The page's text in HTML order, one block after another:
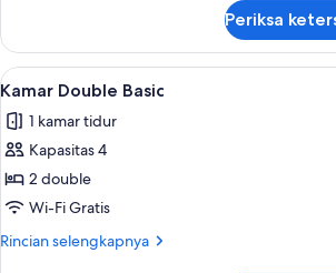
pemandangan
laut
sebagian
(2
Doubles-
Ocean
View)
Kamar
Double
Keluarga,
Tempat
Tidur
pemandangan
laut
(2
Periksa
Lihat
semua
foto
untuk
Kamar
Double
Basic
Kamar
1
Kamar Double Basic
1 kamar tidur
Kapasitas 4
2 double
Wi-Fi Gratis
Rincian selengkapnya
Rincian